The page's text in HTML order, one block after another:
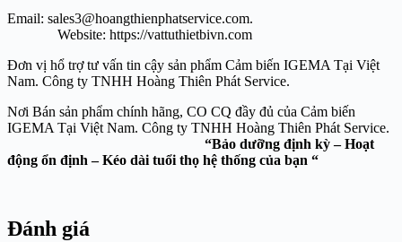
Email: sales3@hoangthienphatservice.com.
Website: https://vattuthietbivn.com
Đơn vị hổ trợ tư vấn tin cậy sản phẩm Cảm biến IGEMA Tại Việt
Nam. Công ty TNHH Hoàng Thiên Phát Service.
Nơi Bán sản phẩm chính hãng, CO CQ đầy đủ của Cảm biến
IGEMA Tại Việt Nam. Công ty TNHH Hoàng Thiên Phát Service.
“Bảo dưỡng định kỳ – Hoạt
động ổn định – Kéo dài tuổi thọ hệ thống của bạn “
Đánh giá